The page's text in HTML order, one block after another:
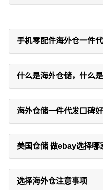
手机零配件海外仓一件
什么是海外仓储，什么
海外仓储一件代发口碑
美国仓储 做ebay选择哪
选择海外仓注意事项